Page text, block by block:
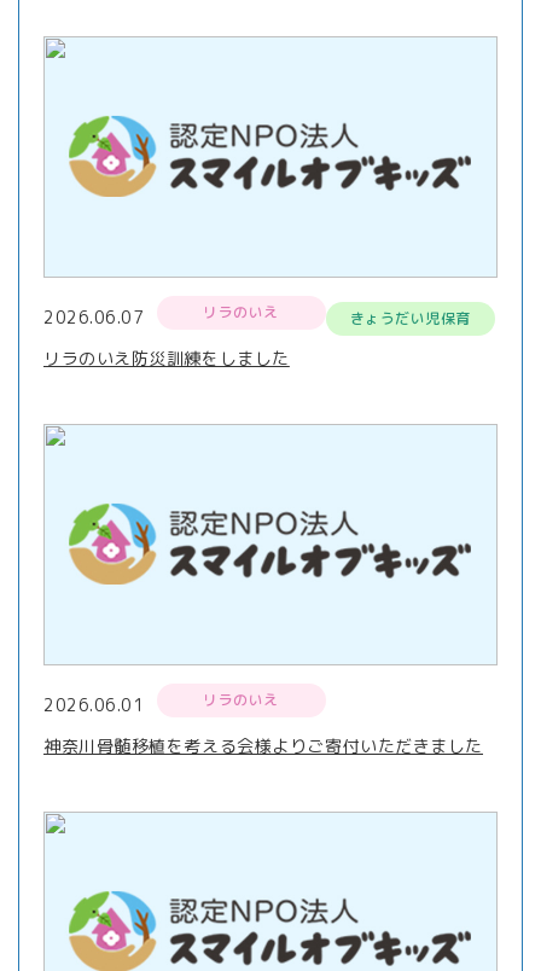
2026.06.07 リラのいえ きょうだい児保育
リラのいえ防災訓練をしました
2026.06.01 リラのいえ
神奈川骨髄移植を考える会様よりご寄付いただきました